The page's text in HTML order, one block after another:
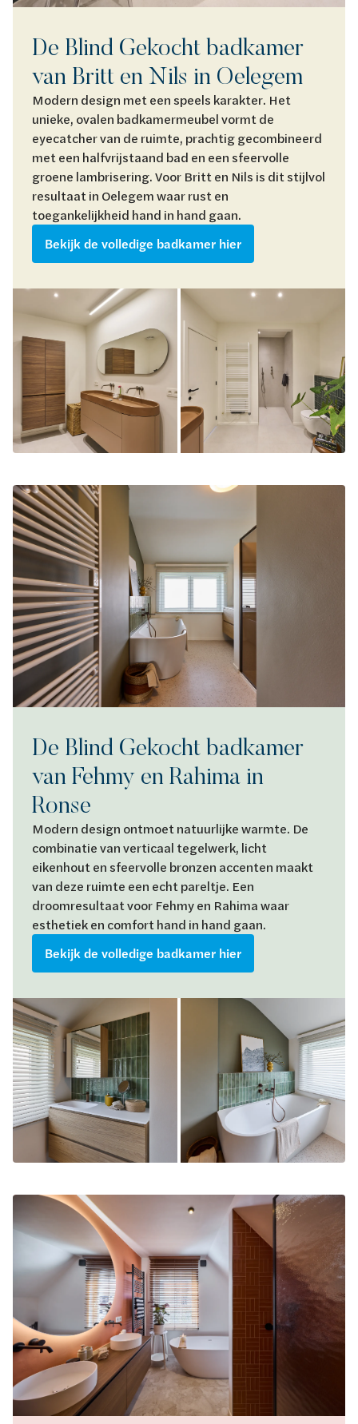
De Blind Gekocht badkamer
van Britt en Nils in Oelegem
Modern design met een speels karakter. Het
unieke, ovalen badkamermeubel vormt de
eyecatcher van de ruimte, prachtig gecombineerd
met een halfvrijstaand bad en een sfeervolle
groene lambrisering. Voor Britt en Nils is dit stijlvol
resultaat in Oelegem waar rust en
toegankelijkheid hand in hand gaan.
Bekijk de volledige badkamer hier
De Blind Gekocht badkamer
van Fehmy en Rahima in
Ronse
Modern design ontmoet natuurlijke warmte. De
combinatie van verticaal tegelwerk, licht
eikenhout en sfeervolle bronzen accenten maakt
van deze ruimte een echt pareltje. Een
droomresultaat voor Fehmy en Rahima waar
esthetiek en comfort hand in hand gaan.
Bekijk de volledige badkamer hier